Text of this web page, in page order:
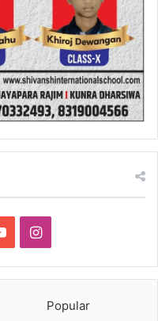
YouTubeInstagram
Popular